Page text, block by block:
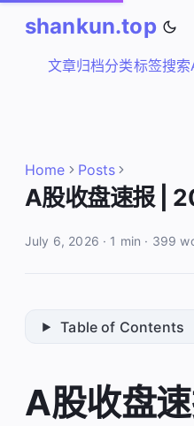
shankun.top
文章归档分类标签搜索
Home Posts
A股收盘速报 |
July 6, 2026 · 1 min · 399
Table of Contents
A股收盘速